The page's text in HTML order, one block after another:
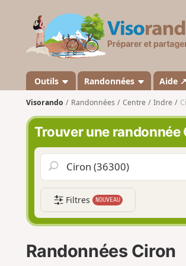
Outils Randonnées Aide ↗
Visorando Randonnées Centre Indre
Trouver une randonnée
Filtres NOUVEAU
Randonnées Ciron